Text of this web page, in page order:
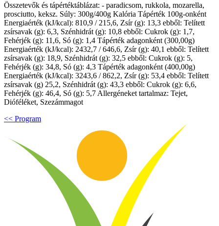
Összetevők és tápértéktáblázat: - paradicsom, rukkola, mozarella,
prosciutto, keksz. Súly: 300g/400g Kalória Tápérték 100g-onként
Energiaérték (kJ/kcal): 810,9 / 215,6, Zsír (g): 13,3 ebből: Telített
zsírsavak (g): 6,3, Szénhidrát (g): 10,8 ebből: Cukrok (g): 1,7,
Fehérjék (g): 11,6, Só (g): 1,4 Tápérték adagonként (300,00g)
Energiaérték (kJ/kcal): 2432,7 / 646,6, Zsír (g): 40,1 ebből: Telített
zsírsavak (g): 18,9, Szénhidrát (g): 32,5 ebből: Cukrok (g): 5,
Fehérjék (g): 34,8, Só (g): 4,3 Tápérték adagonként (400,00g)
Energiaérték (kJ/kcal): 3243,6 / 862,2, Zsír (g): 53,4 ebből: Telített
zsírsavak (g) 25,2, Szénhidrát (g): 43,3 ebből: Cukrok (g): 6,6,
Fehérjék (g): 46,4, Só (g): 5,7 Allergéneket tartalmaz: Tejet,
Dióféléket, Szezámmagot
<< Program